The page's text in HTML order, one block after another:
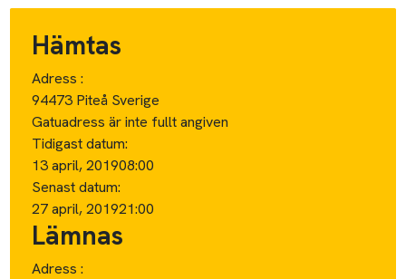
Hämtas
Adress :
94473 Piteå Sverige
Gatuadress är inte fullt angiven
Tidigast datum:
13 april, 201908:00
Senast datum:
27 april, 201921:00
Lämnas
Adress :